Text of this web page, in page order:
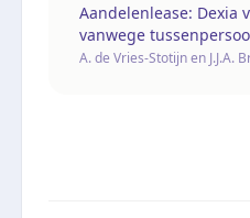
Aandelenlease: Dexia
vanwege
A. de Vries-Stotijn en J.J.A.